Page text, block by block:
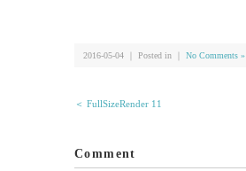
2016-05-04 ｜ Posted in ｜ No Comments »
＜ FullSizeRender 11
Comment